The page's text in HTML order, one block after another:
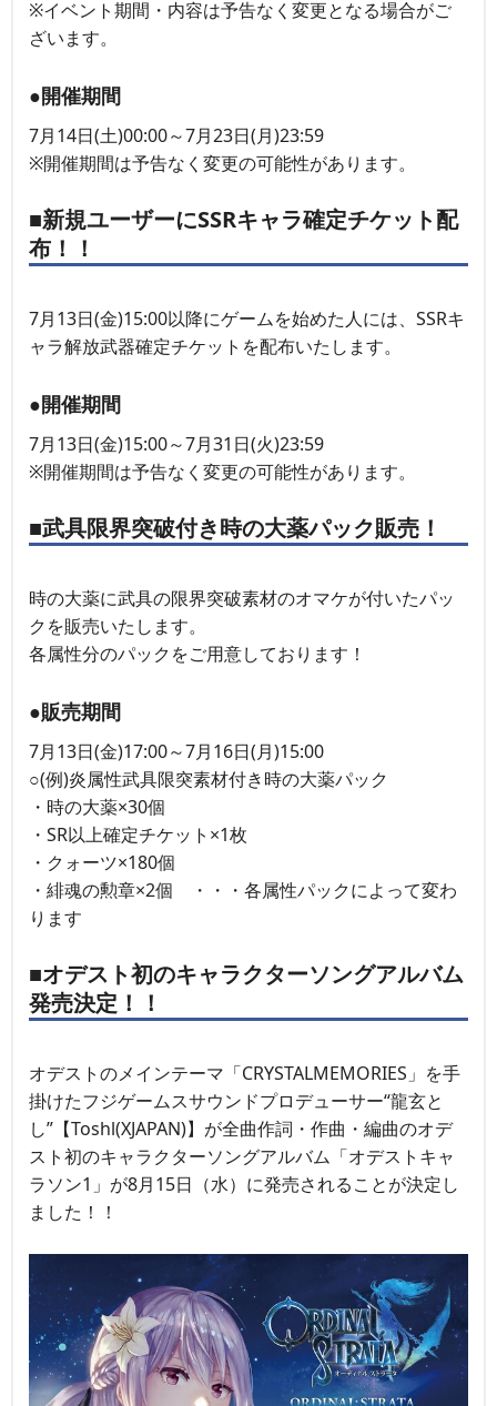
※イベント期間・内容は予告なく変更となる場合がご
ざいます。
●開催期間
7月14日(土)00:00～7月23日(月)23:59
※開催期間は予告なく変更の可能性があります。
■新規ユーザーにSSRキャラ確定チケット配
布！！
7月13日(金)15:00以降にゲームを始めた人には、SSRキ
ャラ解放武器確定チケットを配布いたします。
●開催期間
7月13日(金)15:00～7月31日(火)23:59
※開催期間は予告なく変更の可能性があります。
■武具限界突破付き時の大薬パック販売！
時の大薬に武具の限界突破素材のオマケが付いたパッ
クを販売いたします。
各属性分のパックをご用意しております！
●販売期間
7月13日(金)17:00～7月16日(月)15:00
○(例)炎属性武具限突素材付き時の大薬パック
・時の大薬×30個
・SR以上確定チケット×1枚
・クォーツ×180個
・緋魂の勲章×2個 ・・・各属性パックによって変わ
ります
■オデスト初のキャラクターソングアルバム
発売決定！！
オデストのメインテーマ「CRYSTALMEMORIES」を手
掛けたフジゲームスサウンドプロデューサー“龍玄と
し”【Toshl(XJAPAN)】が全曲作詞・作曲・編曲のオデ
スト初のキャラクターソングアルバム「オデストキャ
ラソン1」が8月15日（水）に発売されることが決定し
ました！！